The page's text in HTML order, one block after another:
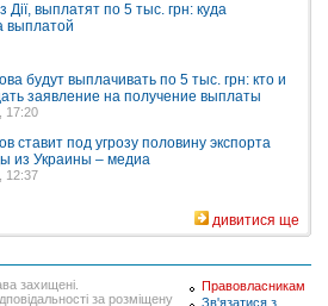
Дії, выплатят по 5 тыс. грн: куда
выплатой
будут выплачивать по 5 тыс. грн: кто и
заявление на получение выплаты
17:20
ставит под угрозу половину экспорта
из Украины – медиа
12:37
дивитися ще
захищені.
за розміщену
Правовласникам
Зв'язатися з